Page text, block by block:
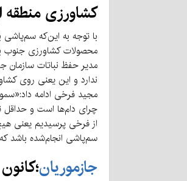
کشاورزی منطقه
با توجه به این‌که
محصولات کشاورزی جنوب
مدیر حفظ نباتات سازمان
ندارد و این یعنی روی
مجید فرخی ادامه
چرای دام‌ها است و حداقل تا ۲ هفته نباید دام‌ها از علوفه آن تغذیه کنند. حتی دام‌ها باید از محل سم‌پاشی تا ۲ هفته دور
از فرخی پرسیدیم یعنی
سم‌پاشی انجام‌شده باشد
جازموریان